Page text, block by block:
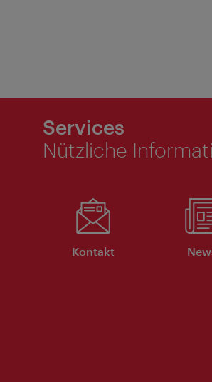
Services
Nützliche
Kontakt